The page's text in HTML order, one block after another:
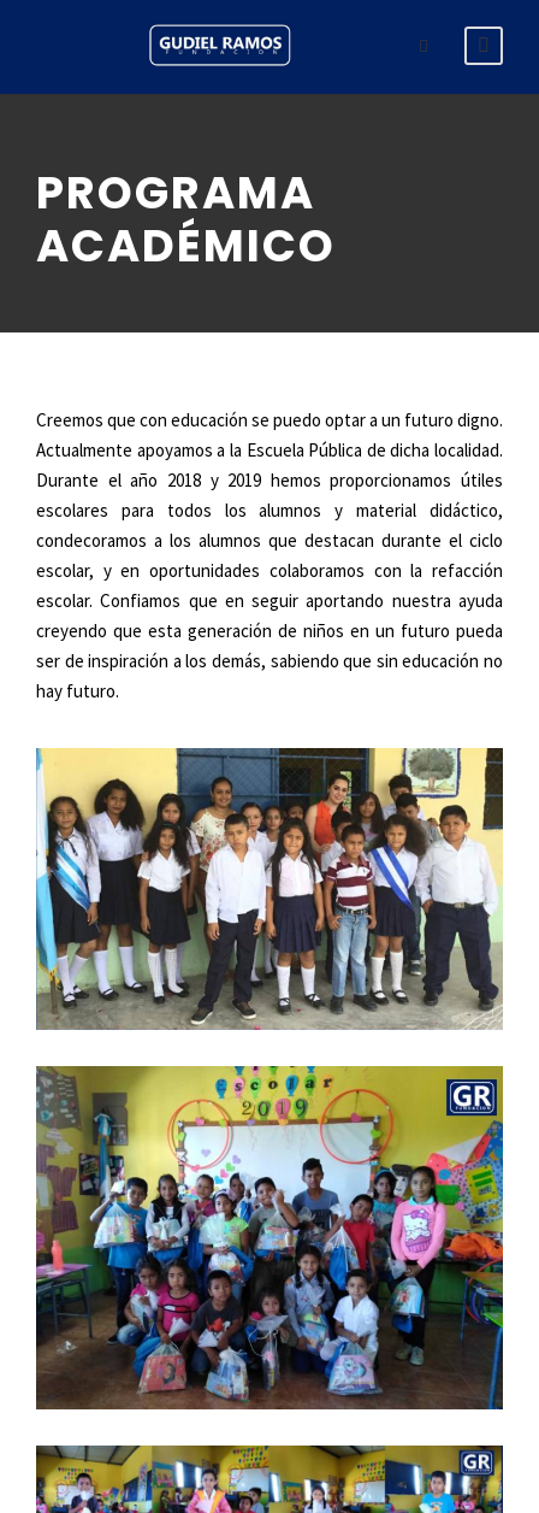
PROGRAMA
ACADÉMICO
Creemos que con educación se puedo optar a un futuro digno.
Actualmente apoyamos a la Escuela Pública de dicha localidad.
Durante el año 2018 y 2019 hemos proporcionamos útiles
escolares para todos los alumnos y material didáctico,
condecoramos a los alumnos que destacan durante el ciclo
escolar, y en oportunidades colaboramos con la refacción
escolar. Confiamos que en seguir aportando nuestra ayuda
creyendo que esta generación de niños en un futuro pueda
ser de inspiración a los demás, sabiendo que sin educación no
hay futuro.